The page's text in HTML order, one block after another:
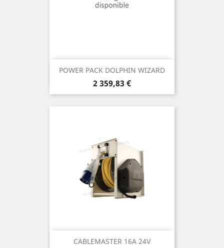
POWER PACK DOLPHIN WIZARD
Prix
2 359,83 €
CABLEMASTER 16A 24V